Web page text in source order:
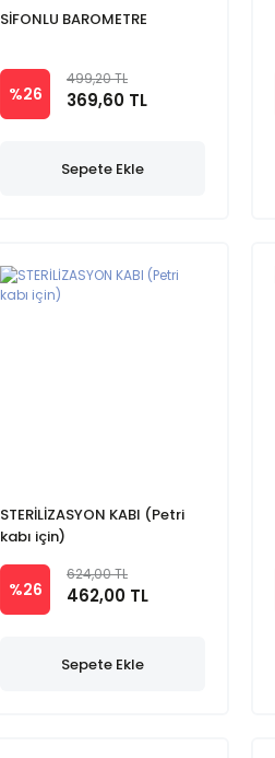
SİFONLU BAROMETRE
%26
499,20 TL
369,60 TL
Sepete Ekle
STERİLİZASYON KABI (Petri
kabı için)
%26
624,00 TL
462,00 TL
Sepete Ekle